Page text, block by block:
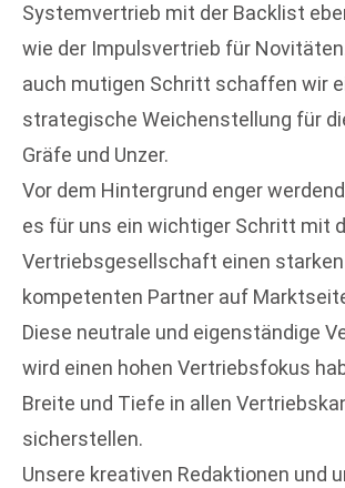
Systemvertrieb mit der Backlist
wie der Impulsvertrieb für
auch mutigen Schritt schaffen wir
strategische Weichenstellung für
Gräfe und Unzer.
Vor dem Hintergrund enger
es für uns ein wichtiger Schritt mit
Vertriebsgesellschaft einen starken
kompetenten Partner auf
Diese neutrale und eigenständige
wird einen hohen Vertriebsfokus
Breite und Tiefe in allen
sicherstellen.
Unsere kreativen Redaktionen und